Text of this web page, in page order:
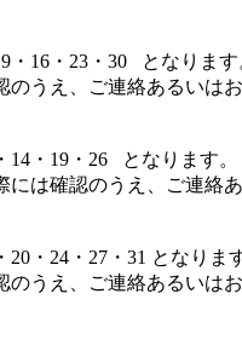
・16・23・30 となりま
のうえ、ご連絡あるい
14・19・26 となります
には確認のうえ、ご連
20・24・27・31 となり
のうえ、ご連絡あるいは